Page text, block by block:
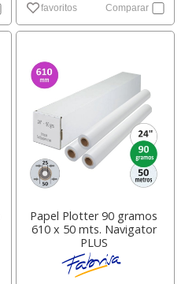
favoritos Comparar
Papel Plotter 90 gramos
610 x 50 mts. Navigator
PLUS